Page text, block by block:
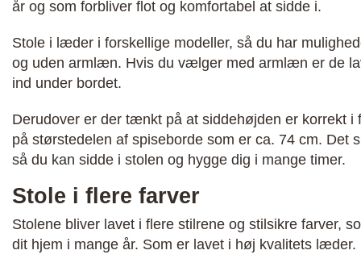
år og som forbliver flot og komfortabel at sidde i.
Stole i læder i forskellige modeller, så du har
og uden armlæn. Hvis du vælger med armlæn er de
ind under bordet.
Derudover er der tænkt på at siddehøjden er korrekt i
på størstedelen af spiseborde som er ca. 74 cm. Det
så du kan sidde i stolen og hygge dig i mange timer.
Stole i flere farver
Stolene bliver lavet i flere stilrene og stilsikre farver,
dit hjem i mange år. Som er lavet i høj kvalitets læder.